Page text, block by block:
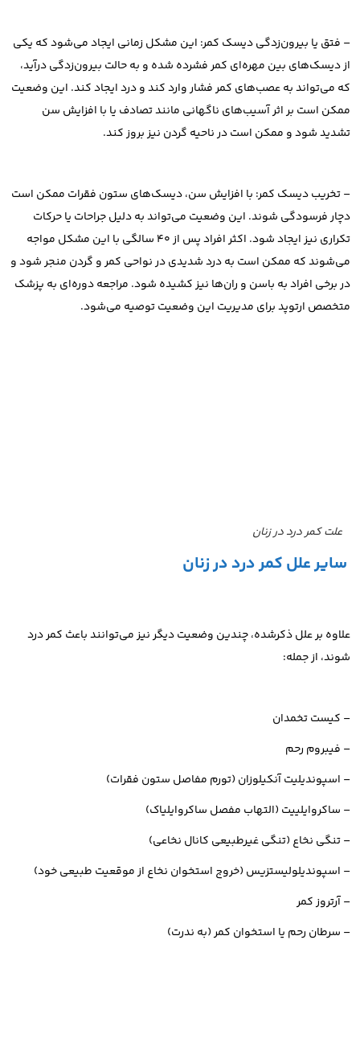
– فتق یا بیرون‌زدگی دیسک کمر: این مشکل زمانی ایجاد می‌شود که یکی
از دیسک‌های بین مهره‌ای کمر فشرده شده و به حالت بیرون‌زدگی درآید،
که می‌تواند به عصب‌های کمر فشار وارد کند و درد ایجاد کند. این وضعیت
ممکن است بر اثر آسیب‌های ناگهانی مانند تصادف یا با افزایش سن
تشدید شود و ممکن است در ناحیه گردن نیز بروز کند.
– تخریب دیسک کمر: با افزایش سن، دیسک‌های ستون فقرات ممکن است
دچار فرسودگی شوند. این وضعیت می‌تواند به دلیل جراحات یا حرکات
تکراری نیز ایجاد شود. اکثر افراد پس از ۴۰ سالگی با این مشکل مواجه
می‌شوند که ممکن است به درد شدیدی در نواحی کمر و گردن منجر شود و
در برخی افراد به باسن و ران‌ها نیز کشیده شود. مراجعه دوره‌ای به پزشک
متخصص ارتوپد برای مدیریت این وضعیت توصیه می‌شود.
علت کمر درد در زنان
سایر علل کمر درد در زنان
علاوه بر علل ذکرشده، چندین وضعیت دیگر نیز می‌توانند باعث کمر درد
شوند، از جمله:
– کیست تخمدان
– فیبروم رحم
– اسپوندیلیت آنکیلوزان (تورم مفاصل ستون فقرات)
– ساکروایلییت (التهاب مفصل ساکروایلیاک)
– تنگی نخاع (تنگی غیرطبیعی کانال نخاعی)
– اسپوندیلولیستزیس (خروج استخوان نخاع از موقعیت طبیعی خود)
– آرتروز کمر
– سرطان رحم یا استخوان کمر (به ندرت)